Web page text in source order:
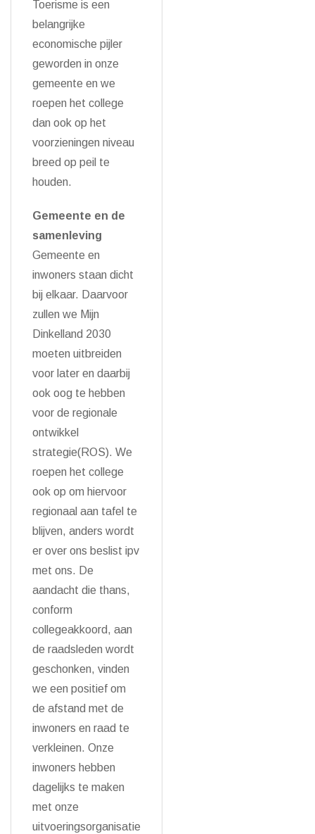
Toerisme is een
belangrijke
economische pijler
geworden in onze
gemeente en we
roepen het college
dan ook op het
voorzieningen niveau
breed op peil te
houden.
Gemeente en de
samenleving
Gemeente en
inwoners staan dicht
bij elkaar. Daarvoor
zullen we Mijn
Dinkelland 2030
moeten uitbreiden
voor later en daarbij
ook oog te hebben
voor de regionale
ontwikkel
strategie(ROS). We
roepen het college
ook op om hiervoor
regionaal aan tafel te
blijven, anders wordt
er over ons beslist ipv
met ons. De
aandacht die thans,
conform
collegeakkoord, aan
de raadsleden wordt
geschonken, vinden
we een positief om
de afstand met de
inwoners en raad te
verkleinen. Onze
inwoners hebben
dagelijks te maken
met onze
uitvoeringsorganisatie